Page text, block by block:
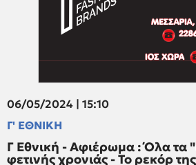
06/05/2024 | 15:10
Γ' ΕΘΝΙΚΗ
Γ Εθνική - Αφιέρωμα : Όλα τα
φετινής χρονιάς - Το ρεκόρ